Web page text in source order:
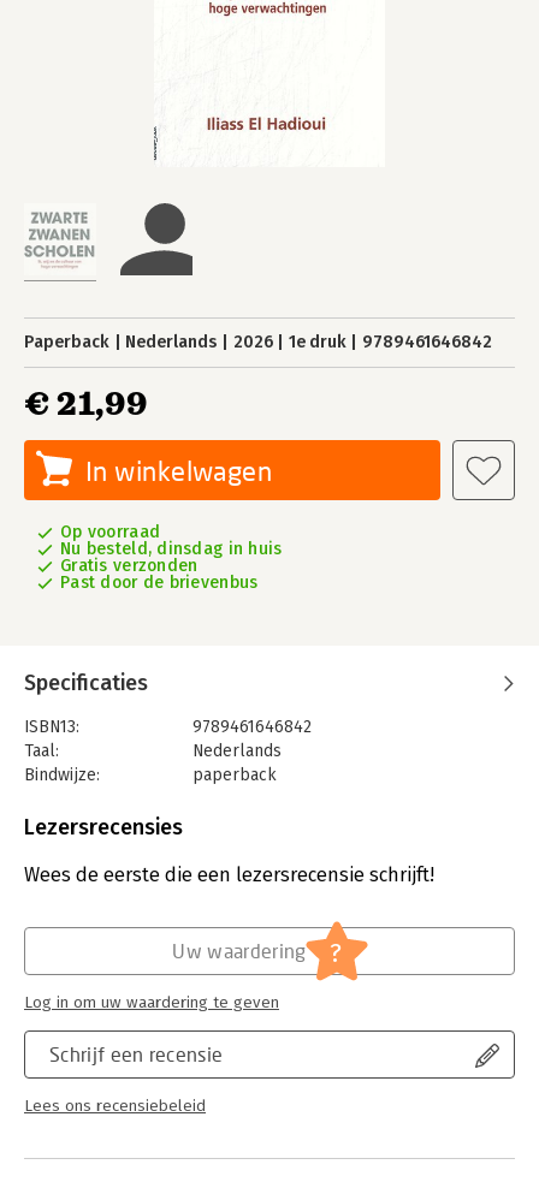
Paperback Nederlands 2026 1e druk 9789461646842
€ 21,99
In winkelwagen
Op voorraad
Nu besteld, dinsdag in huis
Gratis verzonden
Past door de brievenbus
Specificaties
ISBN13:
9789461646842
Taal:
Nederlands
Bindwijze:
paperback
Uitgever:
Verschijningsdatum:
31-3-2026
Lezersrecensies
Wees de eerste die een lezersrecensie schrijft!
Schrijf een recensie
Lees ons recensiebeleid
Uw waardering ?
Log in om uw waardering te geven